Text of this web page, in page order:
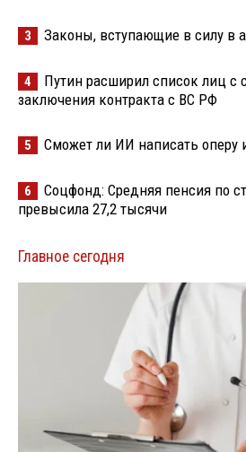
3 Законы, вступающие в силу в
4
Путин расширил список лиц с
заключения контракта с ВС РФ
5 Сможет ли ИИ написать оперу
6
Соцфонд: Средняя пенсия по
превысила 27,2 тысячи
Главное сегодня